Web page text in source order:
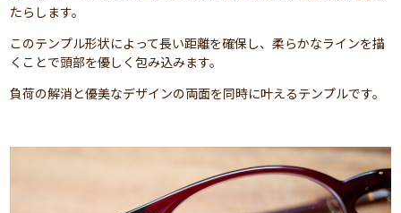
たらします。
このテンプル形状によって長い距離を確保し、柔らかなラインを描
くことで頭部を優しく包み込みます。
負荷の解消と優美なデザインの両面を同時に叶えるテンプルです。